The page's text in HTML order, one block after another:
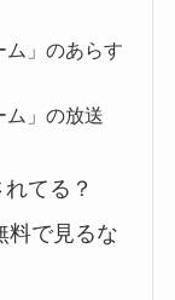
ム」のあらす
ム」の放送
てる？
料で見るな